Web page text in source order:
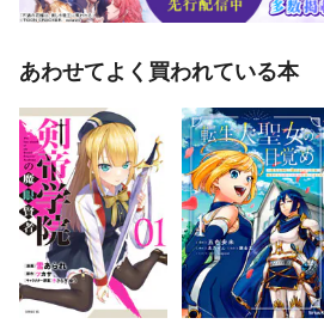
あわせてよく買われている本